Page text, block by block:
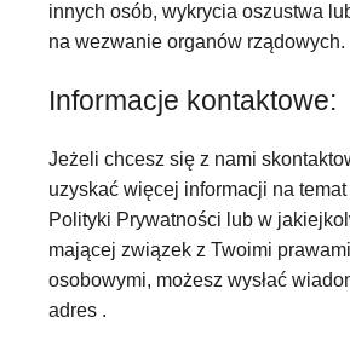
innych osób, wykrycia oszustwa
na wezwanie organów rządowych.
Informacje kontaktowe:
Jeżeli chcesz się z nami
uzyskać więcej informacji na
Polityki Prywatności lub w
mającej związek z Twoimi
osobowymi, możesz wysłać
adres .